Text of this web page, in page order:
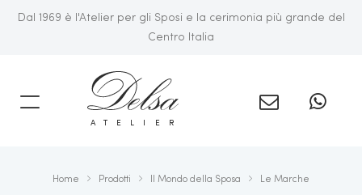
Dal 1969 è l'Atelier per gli Sposi e la cerimonia più grande del
Centro Italia
ATELIER
Home Prodotti Il Mondo della Sposa Le Marche